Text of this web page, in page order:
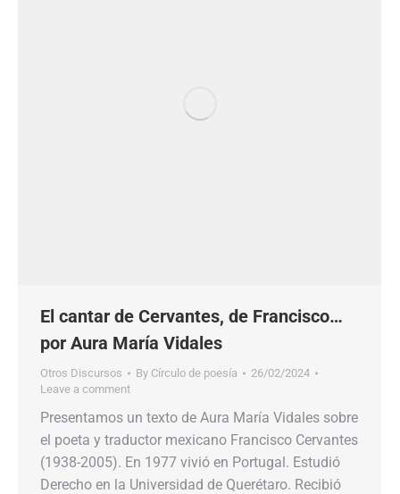
El cantar de Cervantes, de Francisco…
por Aura María Vidales
Otros Discursos By Círculo de poesía
26/02/2024
Leave a comment
Presentamos​​ un texto de Aura María Vidales sobre
el poeta y traductor mexicano Francisco Cervantes
(1938-2005).​​ En 1977 vivió en Portugal. Estudió
Derecho en la Universidad de Querétaro. Recibió